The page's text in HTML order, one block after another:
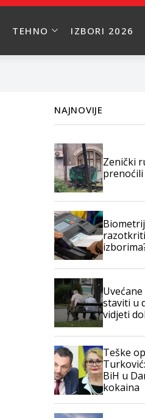
TEHNO IZBORI 2026
NAJNOVIJE
Zenički
prenoćili
staviti u
vidjeti
Teške
BiH u
kokaina